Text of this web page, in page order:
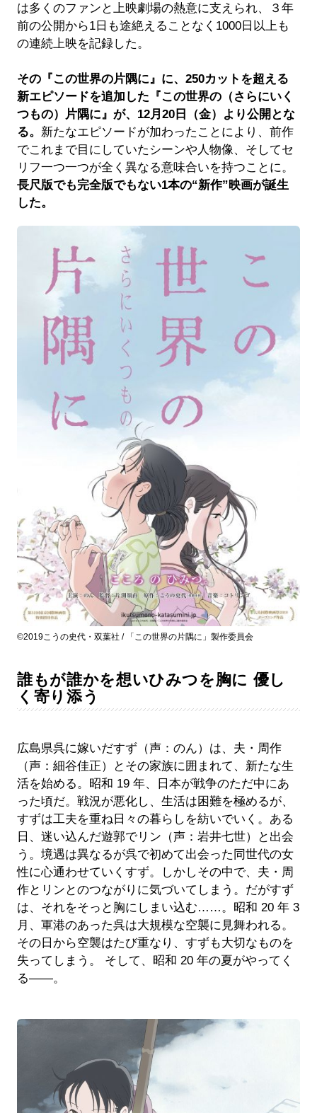
は多くのファンと上映劇場の熱意に支えられ、３年
前の公開から1日も途絶えることなく1000日以上も
の連続上映を記録した。
その『この世界の片隅に』に、 250カットを超える
新エピソードを追加した『この世界の（さらにいく
つもの）片隅に』が、 12月 20日（金）より公開とな
る。 新たなエピソードが加わったことにより、前作
でこれまで目にしていたシーンや人物像、そしてセ
リフ一つ一つが全く異なる意味合いを持つことに。
長尺版でも完全版でもない1本の“新作”映画が誕生
した。
©2019こうの史代・双葉社 / 「この世界の片隅に」製作委員会
誰もが誰かを想いひみつを胸に 優し
く寄り添う
広島県呉に嫁いだすず（声：のん）は、夫・周作
（声：細谷佳正）とその家族に囲まれて、新たな生
活を始める。昭和 19 年、日本が戦争のただ中にあ
った頃だ。戦況が悪化し、生活は困難を極めるが、
すずは工夫を重ね日々の暮らしを紡いでいく。ある
日、迷い込んだ遊郭でリン（声：岩井七世）と出会
う。境遇は異なるが呉で初めて出会った同世代の女
性に心通わせていくすず。しかしその中で、夫・周
作とリンとのつながりに気づいてしまう。だがすず
は、それをそっと胸にしまい込む……。昭和 20 年 3
月、軍港のあった呉は大規模な空襲に見舞われる。
その日から空襲はたび重なり、すずも大切なものを
失ってしまう。 そして、昭和 20 年の夏がやってく
る――。